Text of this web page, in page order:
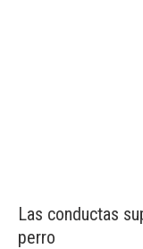
Las conductas
perro